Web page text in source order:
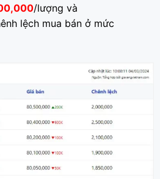
/lượng và
lệch mua bán ở mức